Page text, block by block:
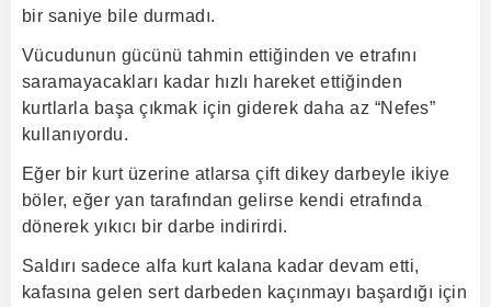
bir saniye bile durmadı.
Vücudunun gücünü tahmin ettiğinden ve etrafını
saramayacakları kadar hızlı hareket ettiğinden
kurtlarla başa çıkmak için giderek daha az “Nefes”
kullanıyordu.
Eğer bir kurt üzerine atlarsa çift dikey darbeyle ikiye
böler, eğer yan tarafından gelirse kendi etrafında
dönerek yıkıcı bir darbe indirirdi.
Saldırı sadece alfa kurt kalana kadar devam etti,
kafasına gelen sert darbeden kaçınmayı başardığı için